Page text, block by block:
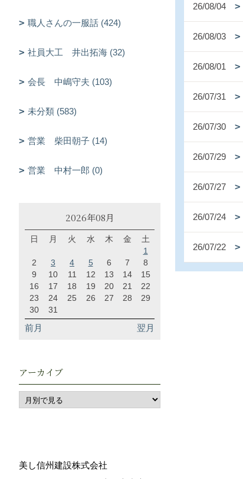
26/08/04
26/08/03
26/08/01
26/07/31
26/07/30
26/07/29
26/07/27
26/07/24
26/07/22
職人さんの一服話 (424)
社員大工 井出拓海 (32)
会長 中嶋守夫 (103)
未分類 (583)
営業 柴田朝子 (14)
営業 中村一郎 (0)
2026年08月
日 月 火 水 木 金
土
1
2
3 4 5 6 7
8
9
10 11 12 13 14
15
16
17 18 19 20 21
22
23
24 25 26 27 28
29
30
31
前月 翌月
アーカイブ
美し信州建設株式会社